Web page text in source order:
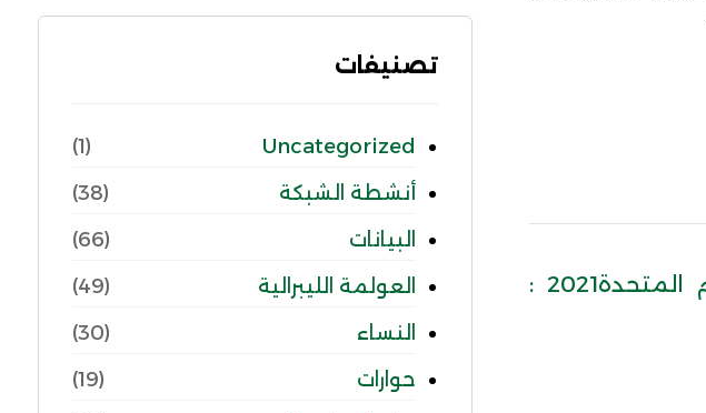
بيان : قمة النظم الغذائية بالأمم المتحدة2021 :
تصنيفات
Uncategorized
(1)
أنشطة الشبكة
(38)
البيانات
(66)
العولمة الليبرالية
(49)
النساء
(30)
حوارات
(19)